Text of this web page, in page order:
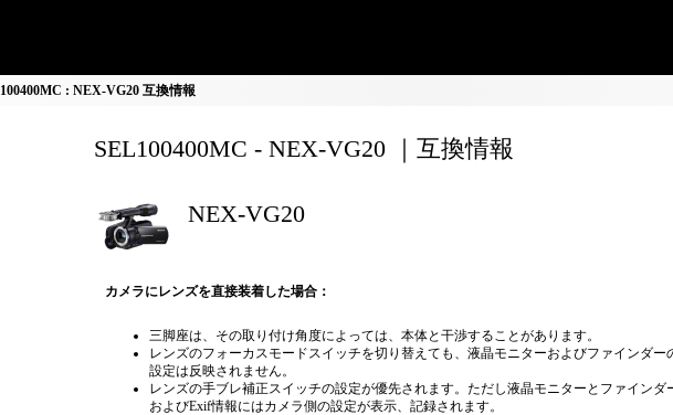
: NEX-VG20 互換情報
SEL100400MC - NEX-VG20 ｜互換情報
NEX-VG20
カメラにレンズを直接装着した場合：
三脚座は、その取り付け角度によっては、本体と干渉することがあります。
レンズのフォーカスモードスイッチを切り替えても、液晶モニターおよびファインダー
設定は反映されません。
レンズの手ブレ補正スイッチの設定が優先されます。ただし液晶モニターとファインダ
およびExif情報にはカメラ側の設定が表示、記録されます。